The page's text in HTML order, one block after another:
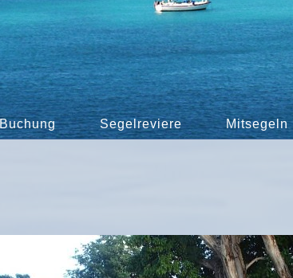
Buchung Segelreviere Mitsegeln